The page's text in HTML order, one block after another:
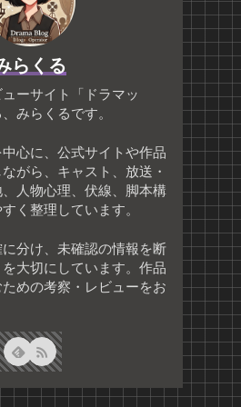
らくる
ーサイト「ドラマッ
みらくるです。
心に、公式サイトや作品
がら、キャスト、放送・
人物心理、伏線、脚本構
く整理しています。
分け、未確認の情報を断
大切にしています。作品
めの考察・レビューをお